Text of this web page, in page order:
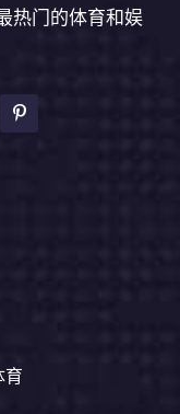
热门的体育和娱
育